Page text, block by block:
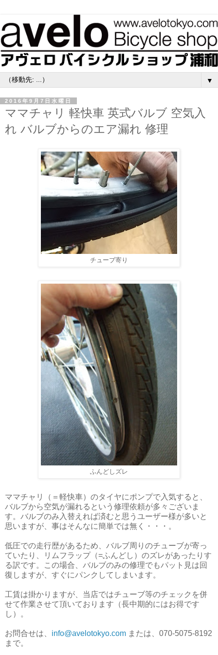
▼
2016年9月7日水曜日
ママチャリ 軽快車 英式バルブ 空気入
れ バルブからのエア漏れ 修理
チューブ寄り
ふんどしズレ
ママチャリ（＝軽快車）のタイヤにポンプで入気すると、
バルブから空気が漏れるという修理依頼が多々ございま
す。バルブのみ入替えれば済むと思うユーザー様が多いと
思いますが、事はそんなに簡単では無く・・・。
低圧での走行歴があるため、バルブ周りのチューブが寄っ
ていたり、リムフラップ（=ふんどし）のズレがあったりす
る訳です。この場合、バルブのみの修理でもパット見は回
復しますが、すぐにパンクしてしまいます。
工賃は掛かりますが、当店ではチューブ等のチェックを併
せて作業させて頂いております（長中期的にはお得です
し）。
お問合せは、 info@avelotokyo.com または、070-5075-8192
まで。